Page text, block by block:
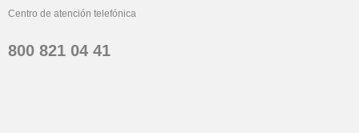
Centro de atención telefónica
800 821 04 41